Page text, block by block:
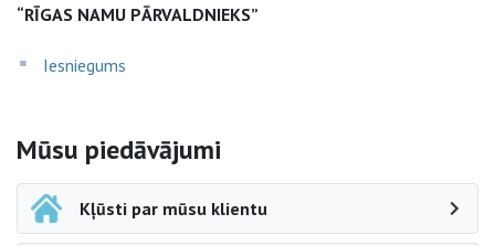
“RĪGAS NAMU PĀRVALDNIEKS”
Iesniegums
Sāna navigācija
Mūsu piedāvājumi
Kļūsti par mūsu klientu